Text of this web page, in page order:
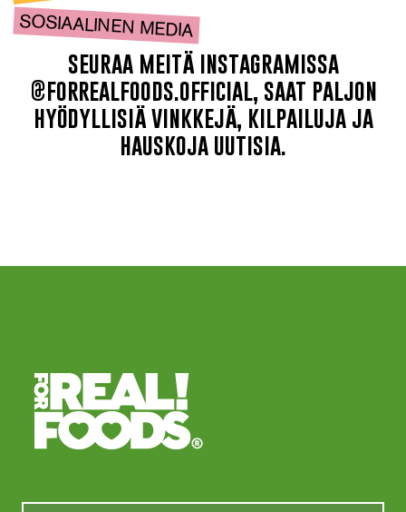
SOSIAALINEN MEDIA
seuraa meitä instagramissa
@forrealfoods.official, saat paljon
hyödyllisiä vinkkejä, kilpailuja ja
hauskoja uutisia.